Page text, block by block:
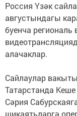
Россия Үзәк
августындагы
буенча
алачаклар.
Сайлаулар
Татарстанда
Сәрия